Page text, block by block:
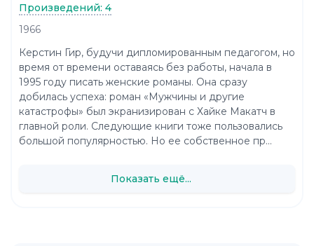
Произведений: 4
1966
Керстин Гир, будучи дипломированным педагогом, но
время от времени оставаясь без работы, начала в
1995 году писать женские романы. Она сразу
добилась успеха: роман «Мужчины и другие
катастрофы» был экранизирован с Хайке Макатч в
главной роли. Следующие книги тоже пользовались
большой популярностью. Но ее собственное пр...
Показать ещё...